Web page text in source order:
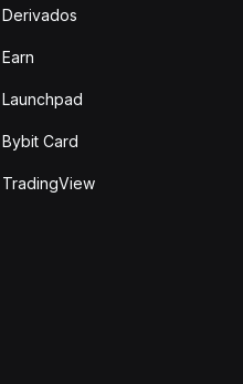
Derivados
Earn
Launchpad
Bybit Card
TradingView